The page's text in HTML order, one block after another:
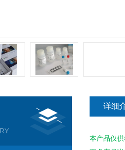
详细
本产品仅